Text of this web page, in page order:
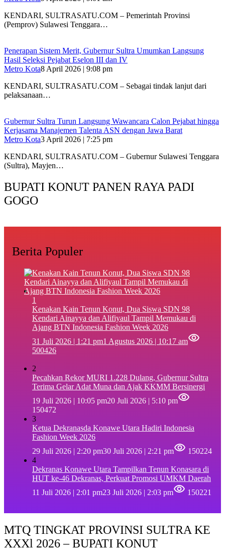
KENDARI, SULTRASATU.COM – Pemerintah Provinsi
(Pemprov) Sulawesi Tenggara…
Penerapan Sistem Merit, Gubernur Sultra Umumkan Langsung
Hasil Seleksi Pejabat Eselon III dan IV
Metro Kota8 April 2026 | 9:08 pm
KENDARI, SULTRASATU.COM – Sebagai tindak lanjut dari
pelaksanaan…
Gubernur Sultra Turun Langsung Wawancara Calon Pejabat hingga
Kerjasama Manajemen Talenta ASN dengan Jawa Barat
Metro Kota3 April 2026 | 7:25 pm
KENDARI, SULTRASATU.COM – Gubernur Sulawesi Tenggara
(Sultra), Mayjen…
BUPATI KONUT PANEN RAYA PADI
GOGO
Berita Populer
1
‎Kenakan Kain Tenun Konut, Dua Siswa SDN 98
Kendari Ainayya dan Alifiyaul Tampil Memukau di
Ajang BTN Indonesia Fashion Week 2026
31 Juli 2026 | 1:21 pm1 Agustus 2026 | 10:17 am
500426
2
Pecahkan Rekor MURI 1.228 Dulang, Gubernur Sultra
Terima Gelar Adat Muna dan Ajak KKMM Bersinergi
19 Juli 2026 | 10:05 pm20 Juli 2026 | 5:10 pm
150472
3
Ketua Dekranasda Konawe Utara Hadiri Indonesia
Fashion Week 2026
29 Juli 2026 | 2:20 pm30 Juli 2026 | 2:21 pm
150224
4
Dekranas Konawe Utara Tampilkan Tenun Konasara di
HUT ke-46 Dekranas, Perkuat Promosi UMKM Daerah
11 Juli 2026 | 2:01 pm23 Juli 2026 | 2:03 pm 150221
MTQ TINGKAT PROVINSI SULTRA KE
XXXl 2026 – BUPATI KONUT